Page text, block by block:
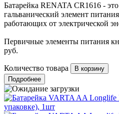
Батарейка RENATA CR1616 -
гальванический элемент
работающих от электрической
Первичные элементы питания
руб.
Количество товара
Подробнее